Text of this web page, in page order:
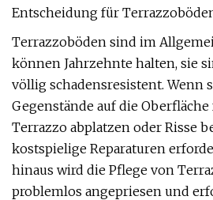
Entscheidung für
Terrazzoböden sind im
können Jahrzehnte halten, sie
völlig schadensresistent. Wenn
Gegenstände auf die
Terrazzo abplatzen oder Risse
kostspielige Reparaturen
hinaus wird die Pflege von
problemlos angepriesen und